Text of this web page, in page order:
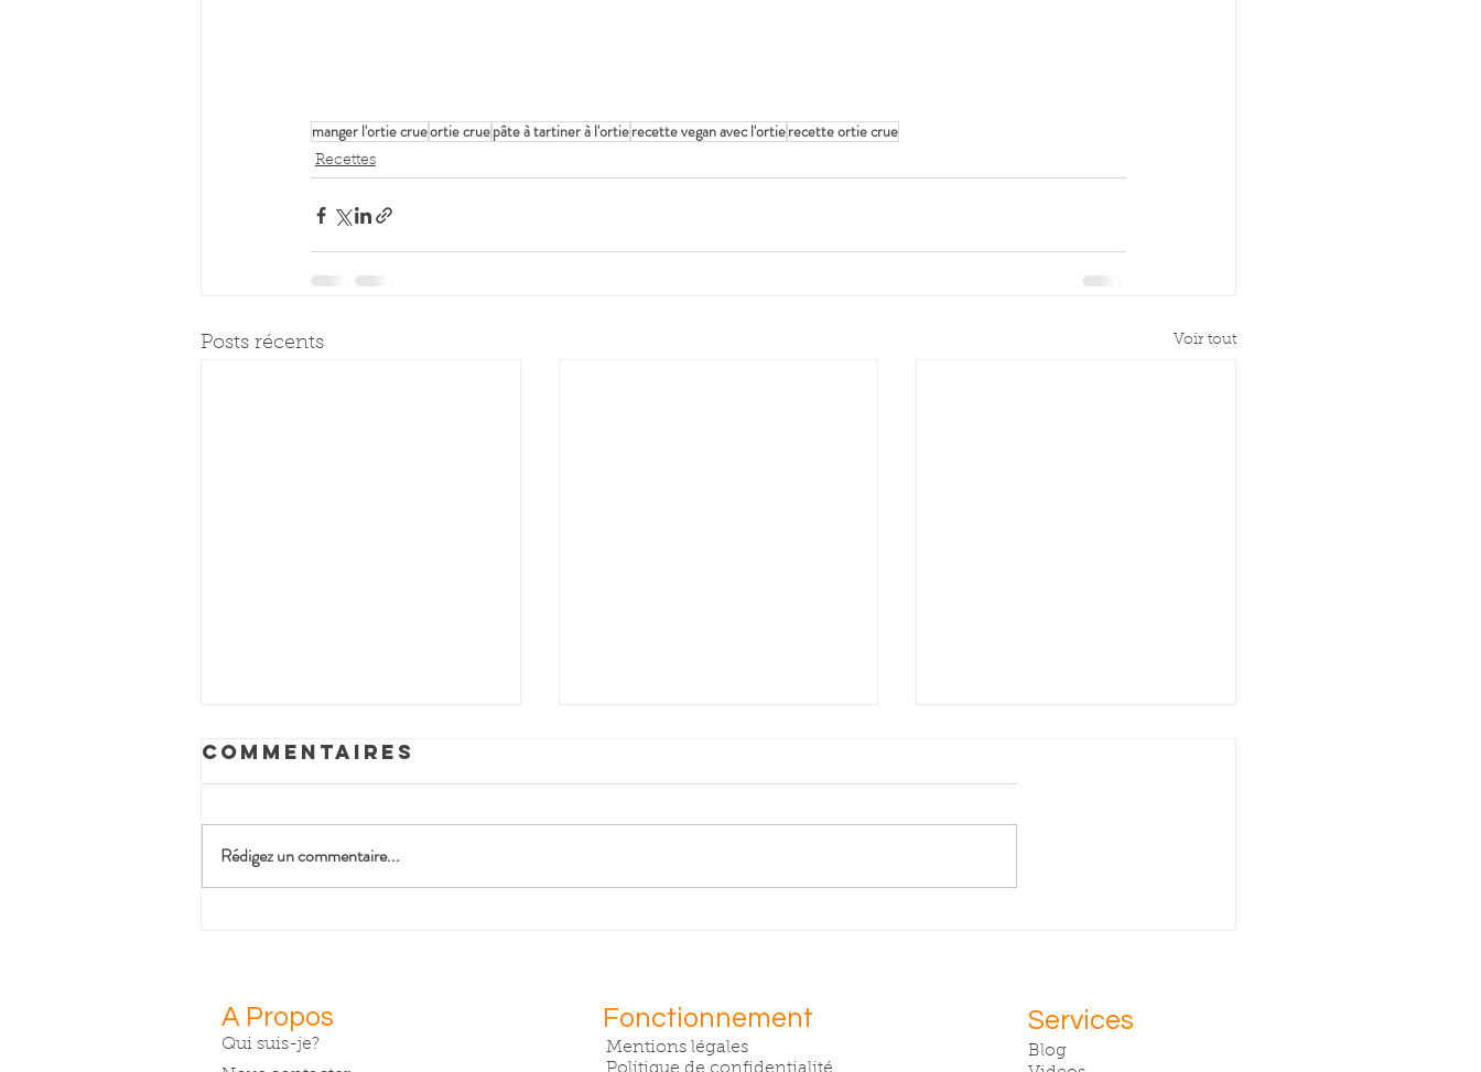
manger l'ortie crueortie cruepâte à tartiner à l'ortierecette vegan avec l'ortierecette ortie crue
Recettes
Posts récents Voir tout
sauvages et
noix de coco
Commentaires
Rédigez un commentaire...
Qui suis-je?
A Propos
Mentions légales
Politique de confidentialité
Fonctionnement
Blog
Services